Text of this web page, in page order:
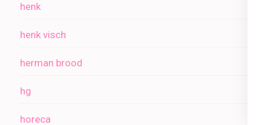
henk
henk visch
herman brood
hg
horeca